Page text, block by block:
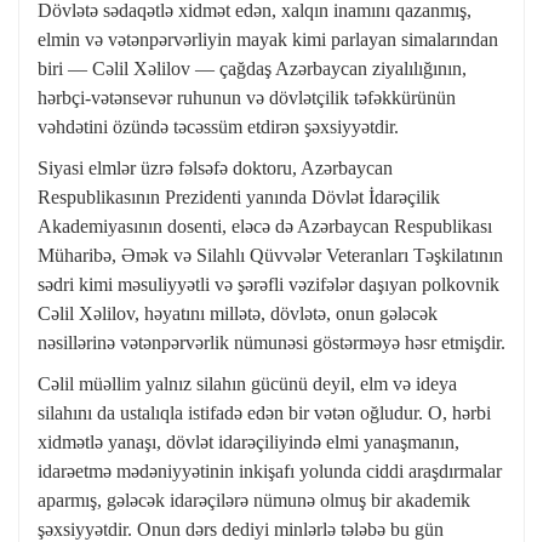
Dövlətə sədaqətlə xidmət edən, xalqın inamını qazanmış,
elmin və vətənpərvərliyin mayak kimi parlayan simalarından
biri — Cəlil Xəlilov — çağdaş Azərbaycan ziyalılığının,
hərbçi-vətənsevər ruhunun və dövlətçilik təfəkkürünün
vəhdətini özündə təcəssüm etdirən şəxsiyyətdir.
Siyasi elmlər üzrə fəlsəfə doktoru, Azərbaycan
Respublikasının Prezidenti yanında Dövlət İdarəçilik
Akademiyasının dosenti, eləcə də Azərbaycan Respublikası
Müharibə, Əmək və Silahlı Qüvvələr Veteranları Təşkilatının
sədri kimi məsuliyyətli və şərəfli vəzifələr daşıyan polkovnik
Cəlil Xəlilov, həyatını millətə, dövlətə, onun gələcək
nəsillərinə vətənpərvərlik nümunəsi göstərməyə həsr etmişdir.
Cəlil müəllim yalnız silahın gücünü deyil, elm və ideya
silahını da ustalıqla istifadə edən bir vətən oğludur. O, hərbi
xidmətlə yanaşı, dövlət idarəçiliyində elmi yanaşmanın,
idarəetmə mədəniyyətinin inkişafı yolunda ciddi araşdırmalar
aparmış, gələcək idarəçilərə nümunə olmuş bir akademik
şəxsiyyətdir. Onun dərs dediyi minlərlə tələbə bu gün